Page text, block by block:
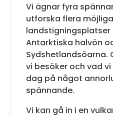
Vi ägnar fyra
utforska flera möjliga
landstigningsplatser
Antarktiska halvön
Sydshetlandsöarna.
vi besöker och vad
dag på något
spännande.
Vi kan gå in i en